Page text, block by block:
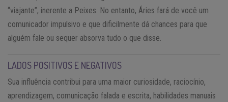
“viajante”, inerente a Peixes. No entanto, Áries fará de você um
comunicador impulsivo e que dificilmente dá chances para que
alguém fale ou sequer absorva tudo o que disse.
LADOS POSITIVOS E NEGATIVOS
Sua influência contribui para uma maior curiosidade, raciocínio,
aprendizagem, comunicação falada e escrita, habilidades manuais